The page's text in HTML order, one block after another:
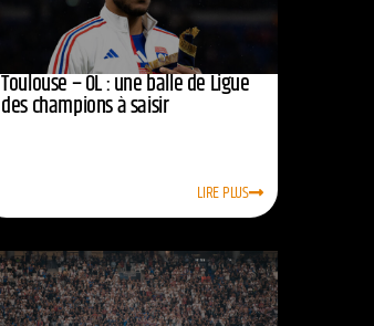
Toulouse – OL : une balle de Ligue
des champions à saisir
LIRE PLUS